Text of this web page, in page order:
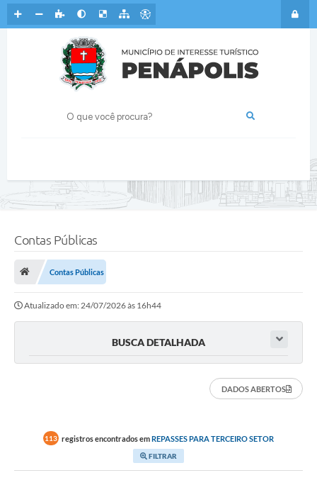
Contas Públicas
Contas Públicas
Atualizado em: 24/07/2026 às 16h44
BUSCA DETALHADA
DADOS ABERTOS
113 registros encontrados emREPASSES PARA TERCEIRO SETOR
FILTRAR